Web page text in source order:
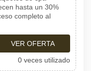
hasta un 30%
completo al
VER OFERTA
0 veces utilizado